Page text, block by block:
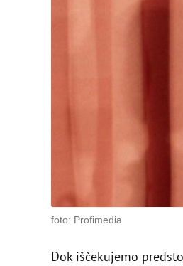
foto: Profimedia
Dok iščekujemo